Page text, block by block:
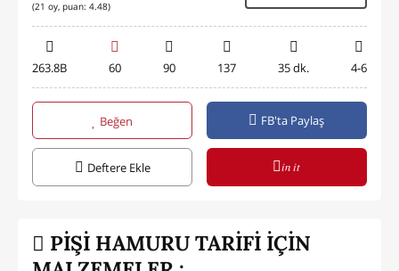
(21 oy, puan: 4.48)
263.8B 60 90 137 35 dk. 4-6
Beğen FB'ta Paylaş
Deftere Ekle in it
PİŞİ HAMURU TARİFİ İÇİN